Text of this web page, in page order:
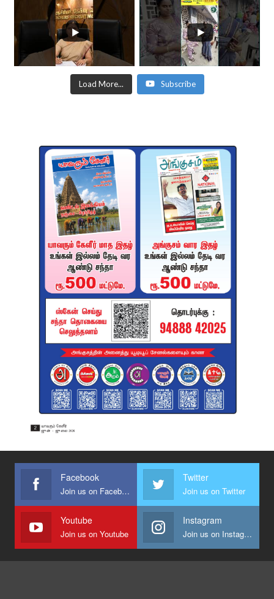
Load More... Subscribe
Facebook
Join us on Facebook
Twitter
Join us on Twitter
Youtube
Join us on Youtube
Instagram
Join us on Instagram